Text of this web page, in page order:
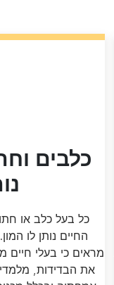
כלבים
כל בעל כלב או
החיים נותן לו
מראים כי בעלי חיים
את הבדידות,